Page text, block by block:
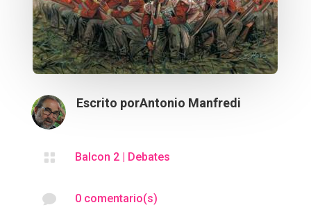
Escrito porAntonio Manfredi
 Balcon 2| Debates
 0 comentario(s)